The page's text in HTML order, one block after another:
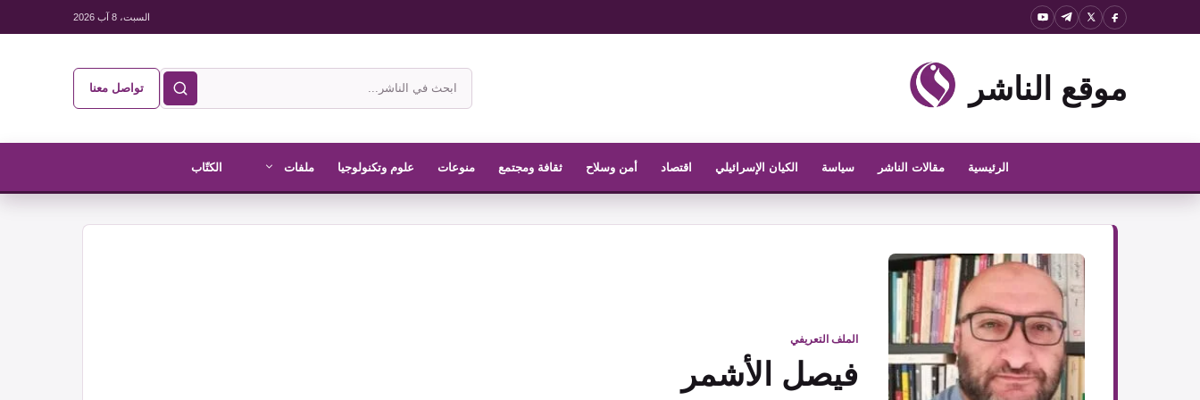
السبت، 8 آب 2026
موقع الناشر
ابحث
في
الناشر
تواصل معنا
الرئيسية مقالات الناشر سياسة الكيان الإسرائيلي اقتصاد أمن وسلاح ثقافة ومجتمع منوعات علوم وتكنولوجيا ملفات الكتّاب
الملف التعريفي
فيصل الأشمر